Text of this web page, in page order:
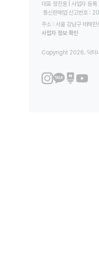
대표 정진웅 | 사업자
통신판매업 신고번호
주소 : 서울 강남구 테헤
사업자 정보 확인
Copyright 2026. 닥터